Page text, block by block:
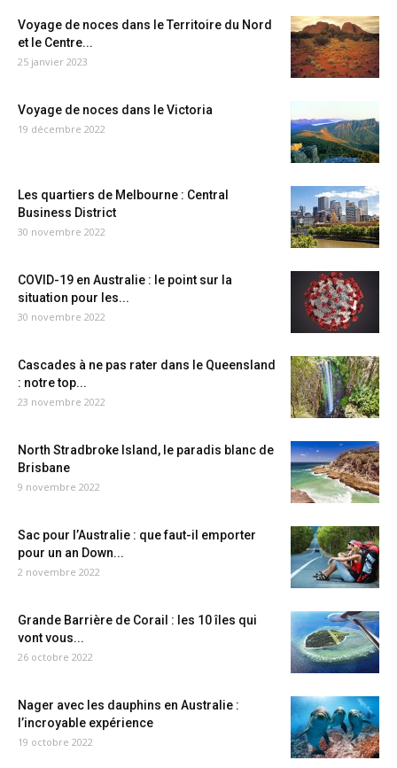
Voyage de noces dans le Territoire du Nord
et le Centre...
25 janvier 2023
Voyage de noces dans le Victoria
19 décembre 2022
Les quartiers de Melbourne : Central
Business District
30 novembre 2022
COVID-19 en Australie : le point sur la
situation pour les...
30 novembre 2022
Cascades à ne pas rater dans le Queensland
: notre top...
23 novembre 2022
North Stradbroke Island, le paradis blanc de
Brisbane
9 novembre 2022
Sac pour l’Australie : que faut-il emporter
pour un an Down...
2 novembre 2022
Grande Barrière de Corail : les 10 îles qui
vont vous...
26 octobre 2022
Nager avec les dauphins en Australie :
l’incroyable expérience
19 octobre 2022